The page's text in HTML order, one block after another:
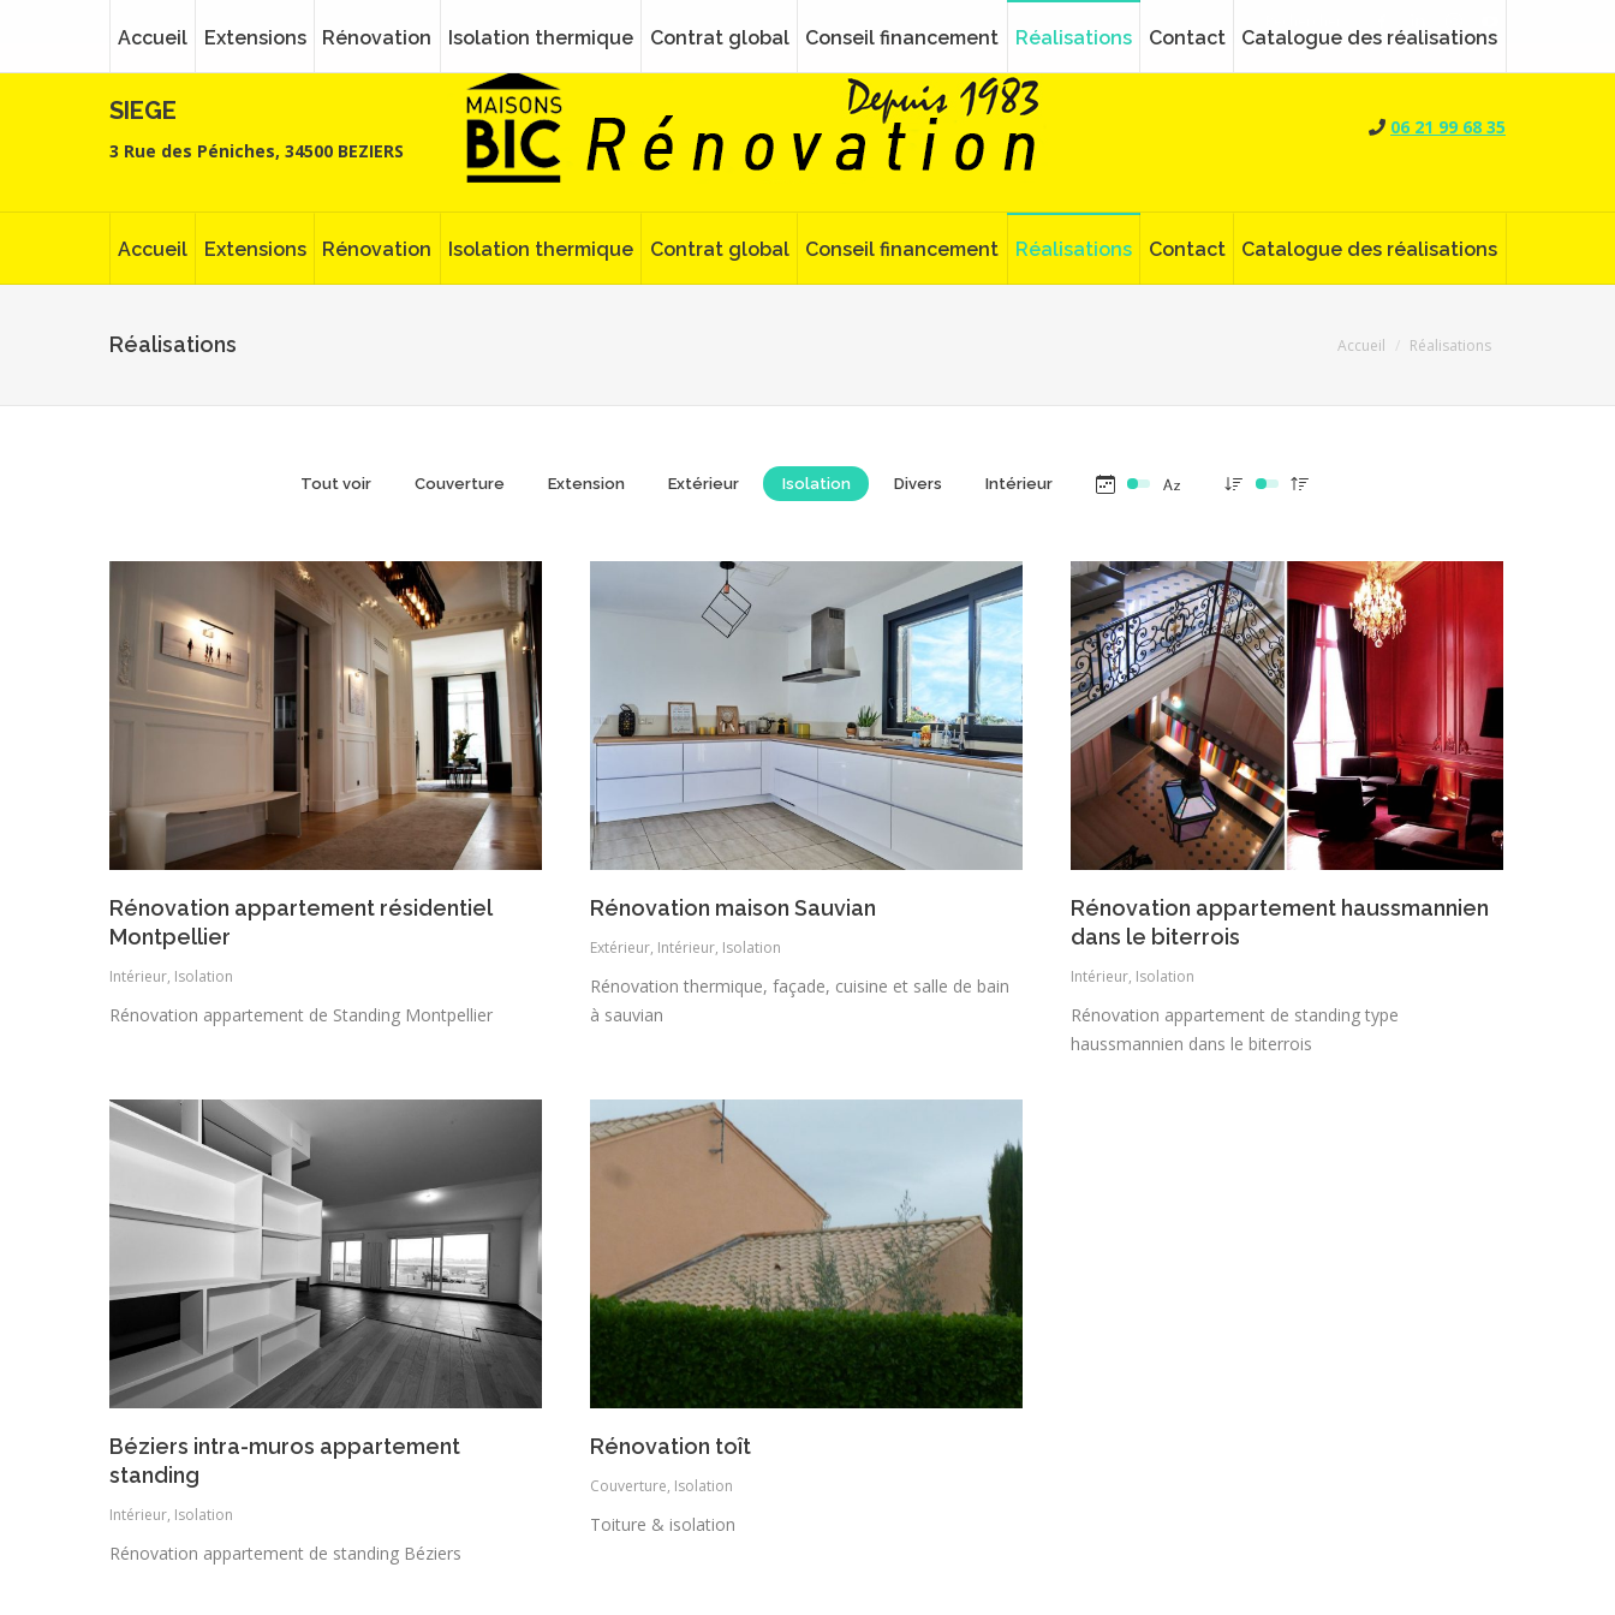
Facebook
in
LinkedIn
in
Instagram
in
YouTube
in
SIEGE
3 Rue des Péniches, 34500 BEZIERS
06 21 99 68 35
Accueil Extensions Rénovation Isolation thermique Contrat global Conseil financement Réalisations Contact Catalogue des réalisations
Réalisations Vous êtes ici :
Accueil Réalisations
Tout voir Couverture Extension Extérieur Isolation Divers Intérieur
Rénovation appartement résidentiel
Montpellier
Intérieur, Isolation
Rénovation appartement de Standing Montpellier
Rénovation maison Sauvian
Extérieur, Intérieur, Isolation
Rénovation thermique, façade, cuisine et salle de bain
à sauvian
Rénovation appartement haussmannien
dans le biterrois
Intérieur, Isolation
Rénovation appartement de standing type
haussmannien dans le biterrois
Béziers intra-muros appartement
standing
Intérieur, Isolation
Rénovation appartement de standing Béziers
Rénovation toît
Couverture, Isolation
Toiture & isolation
Accueil Extensions Rénovation Isolation thermique Contrat global Conseil financement Réalisations Contact Catalogue des réalisations